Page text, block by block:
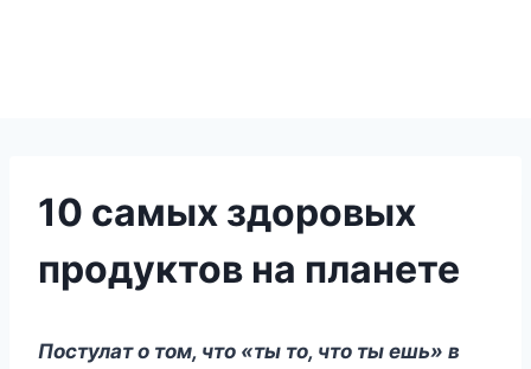
10 самых здоровых
продуктов на планете
Постулат о том, что «ты то, что ты ешь» в